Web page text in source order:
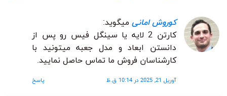
کوروش امانی میگوید:
کارتن 2 لایه یا سینگل فیس رو پس از
دانستن ابعاد و مدل جعبه میتونید با
کارشناسان فروش ما تماس حاصل نمایید.
آوریل 21, 2025 در 10:14 ق.ظ پاسخ